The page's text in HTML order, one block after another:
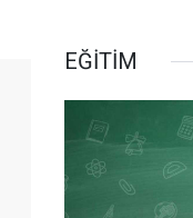
EĞİTİM